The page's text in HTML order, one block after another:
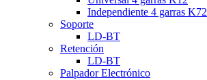
Independiente 4 garras K72
Soporte
LD-BT
Retención
LD-BT
Palpador Electrónico